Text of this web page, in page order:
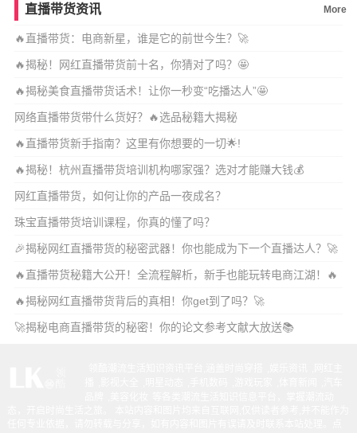
直播带货资讯 More
🔥直播带货：电商新星，谁是它的前世今生？🚀
🔥揭秘！网红直播带货前十名，你猜对了吗？🤩
🔥揭秘美食直播带货话术！让你一秒变“吃播达人”🤩
网络直播带货带什么货好？🔥选品秘籍大揭秘
🔥直播带货新手指南？这里有你想要的一切🌟!
🔥揭秘！杭州直播带货培训机构哪家强？选对才能赚大钱💰
网红直播带货，如何让你的产品一夜成名？
珠宝直播带货培训课程，你真的懂了吗？
🎉揭秘网红直播带货的秘密武器！你也能成为下一个直播达人？🚀
🔥直播带货秘籍大公开！全流程解析，新手也能玩转电商江湖！🔥
🔥揭秘网红直播带货背后的真相！你get到了吗？🚀
🚀揭秘电商直播带货的秘密！你的论文参考文献大放送📚